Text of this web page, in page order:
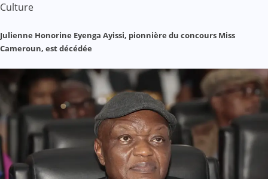
Culture
Julienne Honorine Eyenga Ayissi, pionnière du concours Miss
Cameroun, est décédée